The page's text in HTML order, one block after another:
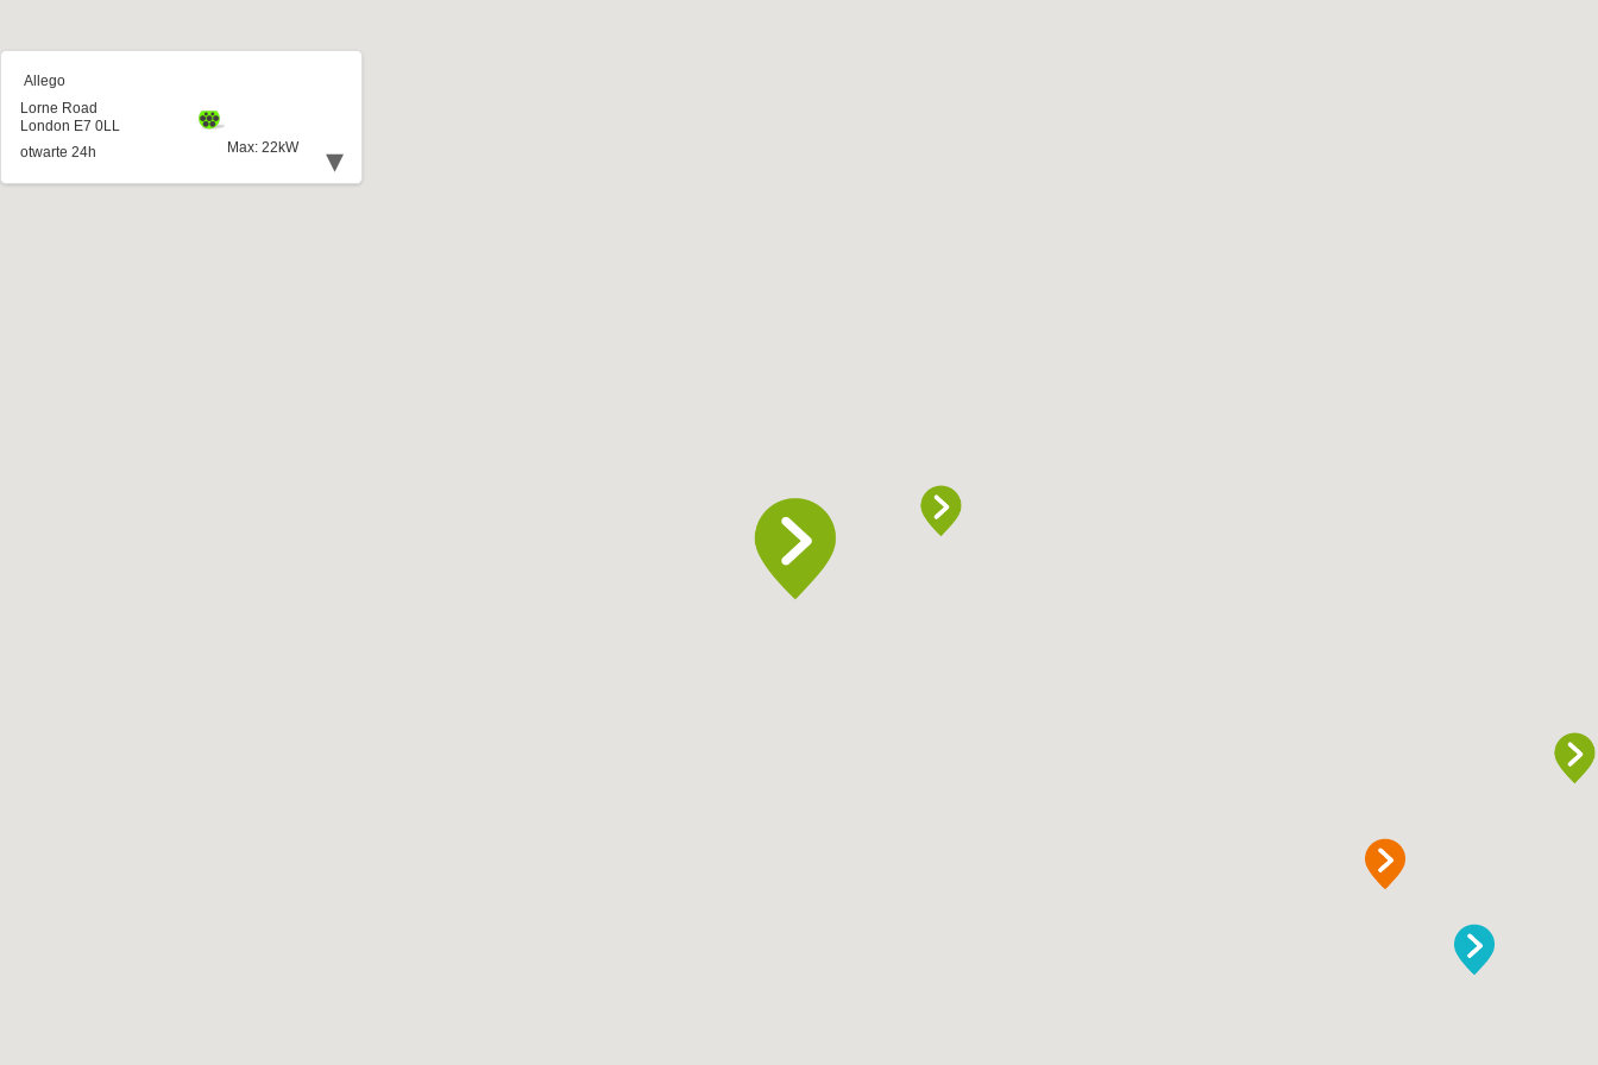
Allego
Lorne Road
London E7 0LL
otwarte 24h
Max: 22kW ▾